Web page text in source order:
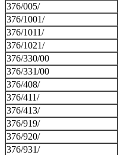
376/005/
376/1001/
376/1011/
376/1021/
376/330/00
376/331/00
376/408/
376/411/
376/413/
376/919/
376/920/
376/931/